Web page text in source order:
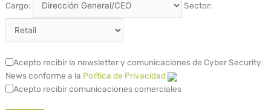
Cargo: Sector:
Acepto recibir la newsletter y comunicaciones de Cyber Security
News conforme a la Política de Privacidad
Acepto recibir comunicaciones comerciales